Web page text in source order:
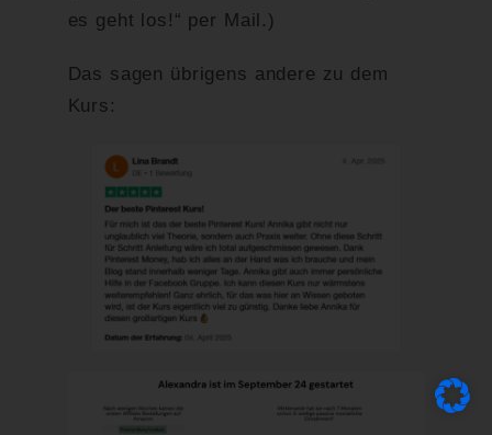
es geht los!“ per Mail.)
Das sagen übrigens andere zu dem
Kurs: